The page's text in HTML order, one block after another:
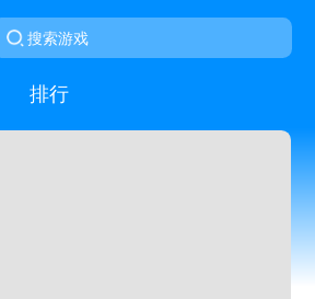
排行